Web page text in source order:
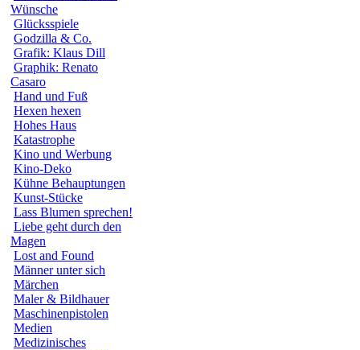
Wünsche
Glücksspiele
Godzilla & Co.
Grafik: Klaus Dill
Graphik: Renato
Casaro
Hand und Fuß
Hexen hexen
Hohes Haus
Katastrophe
Kino und Werbung
Kino-Deko
Kühne Behauptungen
Kunst-Stücke
Lass Blumen sprechen!
Liebe geht durch den
Magen
Lost and Found
Männer unter sich
Märchen
Maler & Bildhauer
Maschinenpistolen
Medien
Medizinisches